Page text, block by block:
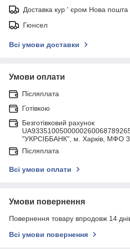
Доставка кур ' єром Нова
Гюнсел
Всі умови доставки
Умови оплати
Післяплата
Готівкою
Безготівковий рахунок
"УКРСIББАНК", м. Харків, МФО
Післяплата
Всі умови оплати
Умови повернення
Повернення товару впродовж 14
Всі умови повернення